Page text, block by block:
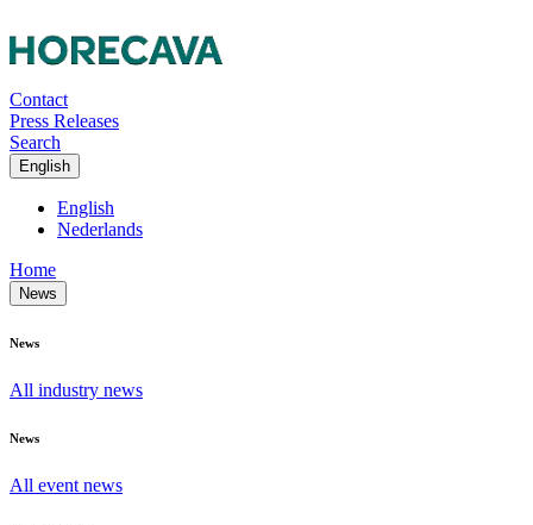
Contact
Press Releases
Search
English
English
Nederlands
Home
News
News
All industry news
News
All event news